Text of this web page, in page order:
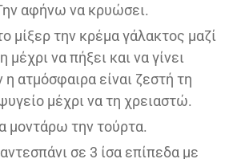
αφήνω να κρυώσει.
μίξερ την κρέμα γάλακτος μαζί
μέχρι να πήξει και να γίνει
η ατμόσφαιρα είναι ζεστή τη
μέχρι να τη χρειαστώ.
μοντάρω την τούρτα.
σε 3 ίσα επίπεδα με